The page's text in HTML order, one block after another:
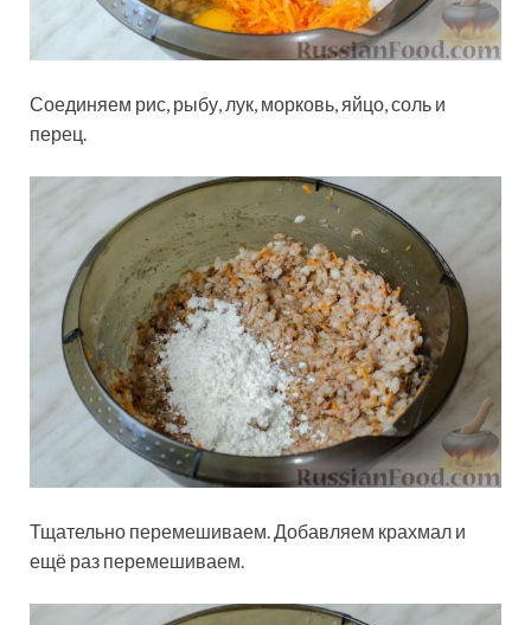
Соединяем рис, рыбу, лук, морковь, яйцо, соль и
перец.
Тщательно перемешиваем. Добавляем крахмал и
ещё раз перемешиваем.